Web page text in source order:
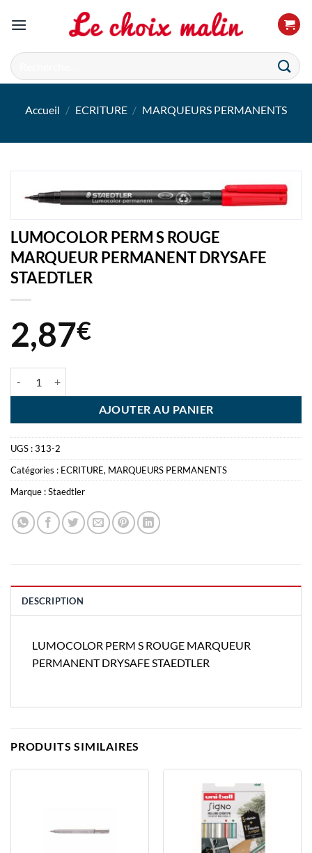
Recherche
pour :
Accueil / ECRITURE / MARQUEURS PERMANENTS
LUMOCOLOR PERM S ROUGE
MARQUEUR PERMANENT DRYSAFE
STAEDTLER
2,87€
AJOUTER AU PANIER
UGS :313-2
Catégories : ECRITURE, MARQUEURS PERMANENTS
Marque :Staedtler
DESCRIPTION
LUMOCOLOR PERM S ROUGE MARQUEUR
PERMANENT DRYSAFE STAEDTLER
PRODUITS SIMILAIRES